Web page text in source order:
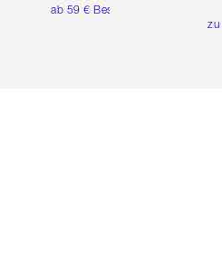
ab 59 € Bestellwert
zu